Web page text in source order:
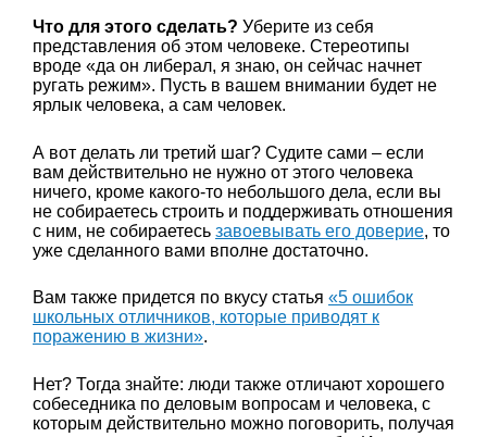
Что для этого сделать? Уберите из себя
представления об этом человеке. Стереотипы
вроде «да он либерал, я знаю, он сейчас начнет
ругать режим». Пусть в вашем внимании будет не
ярлык человека, а сам человек.
А вот делать ли третий шаг? Судите сами – если
вам действительно не нужно от этого человека
ничего, кроме какого-то небольшого дела, если вы
не собираетесь строить и поддерживать отношения
с ним, не собираетесь завоевывать его доверие, то
уже сделанного вами вполне достаточно.
Вам также придется по вкусу статья «5 ошибок
школьных отличников, которые приводят к
поражению в жизни».
Нет? Тогда знайте: люди также отличают хорошего
собеседника по деловым вопросам и человека, с
которым действительно можно поговорить, получая